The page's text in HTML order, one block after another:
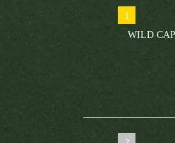
WILD